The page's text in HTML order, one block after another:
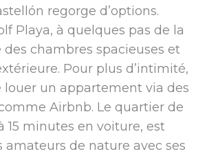
regorge d’options.
Playa, à quelques pas de la
des chambres spacieuses et
Pour plus d’intimité,
louer un appartement via des
Airbnb. Le quartier de
15 minutes en voiture, est
amateurs de nature avec ses